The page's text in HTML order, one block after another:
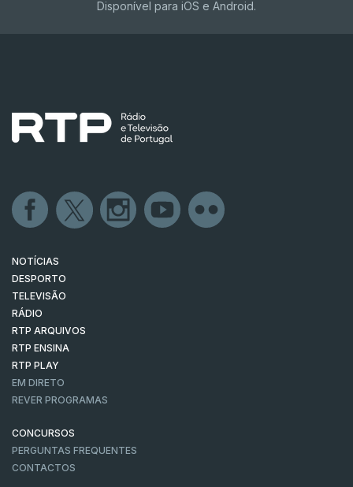
Disponível para iOS e Android.
NOTÍCIAS
DESPORTO
TELEVISÃO
RÁDIO
RTP ARQUIVOS
RTP ENSINA
RTP PLAY
EM DIRETO
REVER PROGRAMAS
CONCURSOS
PERGUNTAS FREQUENTES
CONTACTOS